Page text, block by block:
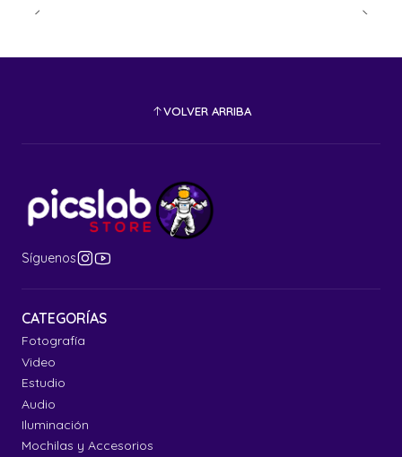
VOLVER ARRIBA
Síguenos
CATEGORÍAS
Fotografía
Video
Estudio
Audio
Iluminación
Mochilas y Accesorios